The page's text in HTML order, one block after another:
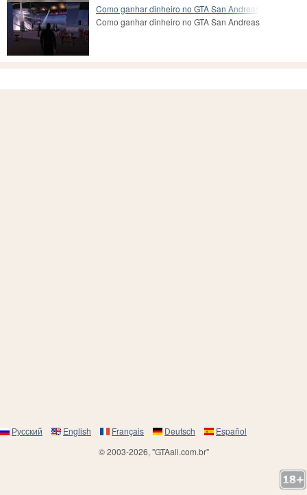
Como ganhar dinheiro no GTA San Andreas
Como ganhar dinheiro no GTA San Andreas
Русский English Français Deutsch
Español
© 2003-2026, "GTAall.com.br"